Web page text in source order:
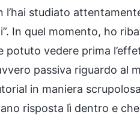
studiato
In quel momento, ho
vedere prima
passiva riguardo al
in maniera
risposta lì dentro e